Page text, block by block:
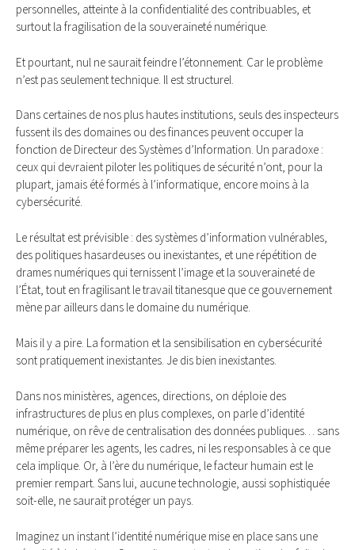
personnelles, atteinte à la confidentialité des contribuables, et
surtout la fragilisation de la souveraineté numérique.
Et pourtant, nul ne saurait feindre l’étonnement. Car le problème
n’est pas seulement technique. Il est structurel.
Dans certaines de nos plus hautes institutions, seuls des inspecteurs
fussent ils des domaines ou des finances peuvent occuper la
fonction de Directeur des Systèmes d’Information. Un paradoxe :
ceux qui devraient piloter les politiques de sécurité n’ont, pour la
plupart, jamais été formés à l’informatique, encore moins à la
cybersécurité.
Le résultat est prévisible : des systèmes d’information vulnérables,
des politiques hasardeuses ou inexistantes, et une répétition de
drames numériques qui ternissent l’image et la souveraineté de
l’État, tout en fragilisant le travail titanesque que ce gouvernement
mène par ailleurs dans le domaine du numérique.
Mais il y a pire. La formation et la sensibilisation en cybersécurité
sont pratiquement inexistantes. Je dis bien inexistantes.
Dans nos ministères, agences, directions, on déploie des
infrastructures de plus en plus complexes, on parle d’identité
numérique, on rêve de centralisation des données publiques… sans
même préparer les agents, les cadres, ni les responsables à ce que
cela implique. Or, à l’ère du numérique, le facteur humain est le
premier rempart. Sans lui, aucune technologie, aussi sophistiquée
soit-elle, ne saurait protéger un pays.
Imaginez un instant l’identité numérique mise en place sans une